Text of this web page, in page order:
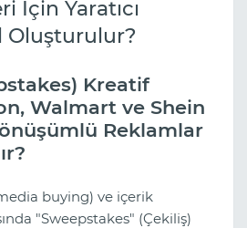
İçin Yaratıcı
Oluşturulur?
Kreatif
Walmart ve Shein
Reklamlar
buying) ve içerik
"Sweepstakes" (Çekiliş)